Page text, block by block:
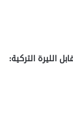
الليرة التركية: